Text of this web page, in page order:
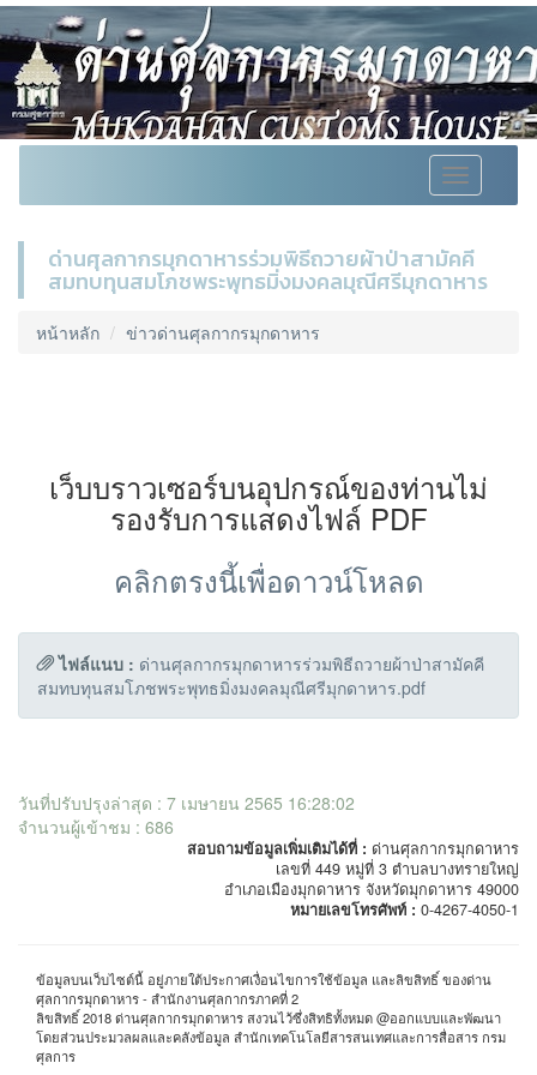
Toggle
navigation
ด่านศุลกากรมุกดาหารร่วมพิธีถวายผ้าป่าสามัคคี
สมทบทุนสมโภชพระพุทธมิ่งมงคลมุณีศรีมุกดาหาร
หน้าหลัก ข่าวด่านศุลกากรมุกดาหาร
เว็บบราวเซอร์บนอุปกรณ์ของท่านไม่
รองรับการแสดงไฟล์ PDF
คลิกตรงนี้เพื่อดาวน์โหลด
ไฟล์แนบ : ด่านศุลกากรมุกดาหารร่วมพิธีถวายผ้าป่าสามัคคี
สมทบทุนสมโภชพระพุทธมิ่งมงคลมุณีศรีมุกดาหาร.pdf
วันที่ปรับปรุงล่าสุด : 7 เมษายน 2565 16:28:02
จำนวนผู้เข้าชม : 686
สอบถามข้อมูลเพิ่มเติมได้ที่ : ด่านศุลกากรมุกดาหาร
เลขที่ 449 หมู่ที่ 3 ตำบลบางทรายใหญ่
อำเภอเมืองมุกดาหาร จังหวัดมุกดาหาร 49000
หมายเลขโทรศัพท์ : 0-4267-4050-1
ข้อมูลบนเว็บไซต์นี้ อยู่ภายใต้ประกาศเงื่อนไขการใช้ข้อมูล และลิขสิทธิ์ ของด่าน
ศุลกากรมุกดาหาร - สำนักงานศุลกากรภาคที่ 2
ลิขสิทธิ์ 2018 ด่านศุลกากรมุกดาหาร สงวนไว้ซึ่งสิทธิทั้งหมด @ออกแบบและพัฒนา
โดยส่วนประมวลผลและคลังข้อมูล สำนักเทคโนโลยีสารสนเทศและการสื่อสาร กรม
ศุลการ